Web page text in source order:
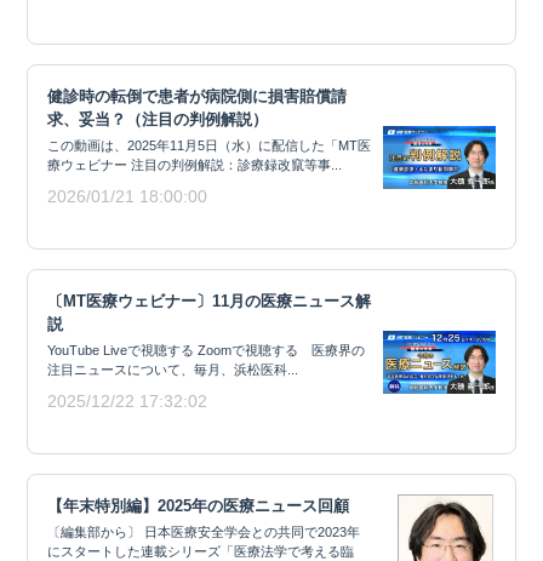
健診時の転倒で患者が病院側に損害賠償請
求、妥当？（注目の判例解説）
この動画は、2025年11月5日（水）に配信した「MT医
療ウェビナー 注目の判例解説：診療録改竄等事...
2026/01/21 18:00:00
〔MT医療ウェビナー〕11月の医療ニュース解
説
YouTube Liveで視聴する Zoomで視聴する 医療界の
注目ニュースについて、毎月、浜松医科...
2025/12/22 17:32:02
【年末特別編】2025年の医療ニュース回顧
〔編集部から〕 日本医療安全学会との共同で2023年
にスタートした連載シリーズ「医療法学で考える臨